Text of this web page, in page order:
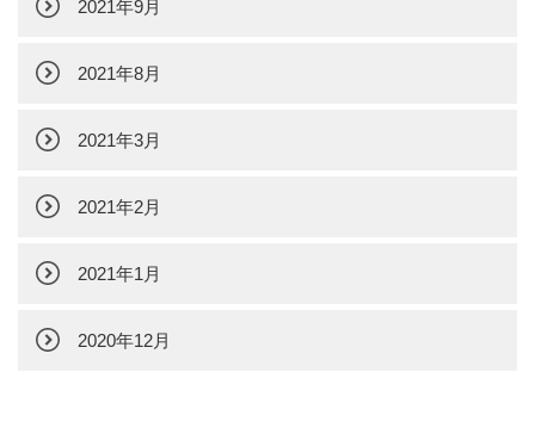
2021年9月
2021年8月
2021年3月
2021年2月
2021年1月
2020年12月